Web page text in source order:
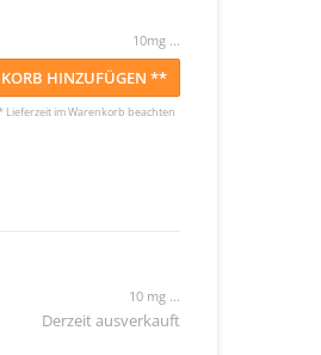
10mg ...
HINZUFÜGEN **
Lieferzeit im Warenkorb beachten
10 mg ...
Derzeit ausverkauft